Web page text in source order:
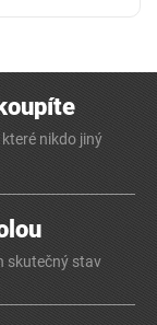
nikdo jiný
skutečný stav